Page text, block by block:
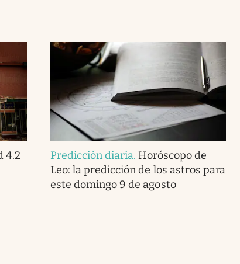
4.2
Predicción diaria. Horóscopo de
Leo: la predicción de los astros para
este domingo 9 de agosto